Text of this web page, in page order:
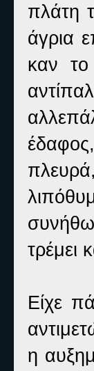
πλάτη
άγρια
καν το
τρέμει
Είχε
η